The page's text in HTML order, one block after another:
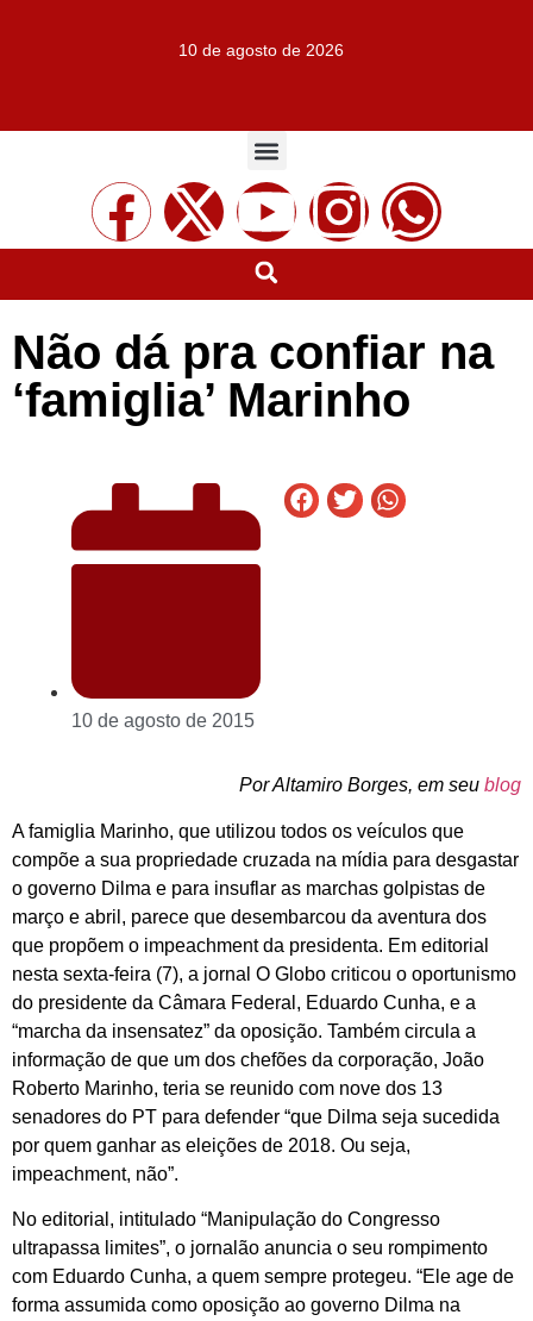
10 de agosto de 2026
Não dá pra confiar na
‘famiglia’ Marinho
10 de agosto de 2015
Por Altamiro Borges, em seu blog
A famiglia Marinho, que utilizou todos os veículos que
compõe a sua propriedade cruzada na mídia para desgastar
o governo Dilma e para insuflar as marchas golpistas de
março e abril, parece que desembarcou da aventura dos
que propõem o impeachment da presidenta. Em editorial
nesta sexta-feira (7), a jornal O Globo criticou o oportunismo
do presidente da Câmara Federal, Eduardo Cunha, e a
“marcha da insensatez” da oposição. Também circula a
informação de que um dos chefões da corporação, João
Roberto Marinho, teria se reunido com nove dos 13
senadores do PT para defender “que Dilma seja sucedida
por quem ganhar as eleições de 2018. Ou seja,
impeachment, não”.
No editorial, intitulado “Manipulação do Congresso
ultrapassa limites”, o jornalão anuncia o seu rompimento
com Eduardo Cunha, a quem sempre protegeu. “Ele age de
forma assumida como oposição ao governo Dilma na